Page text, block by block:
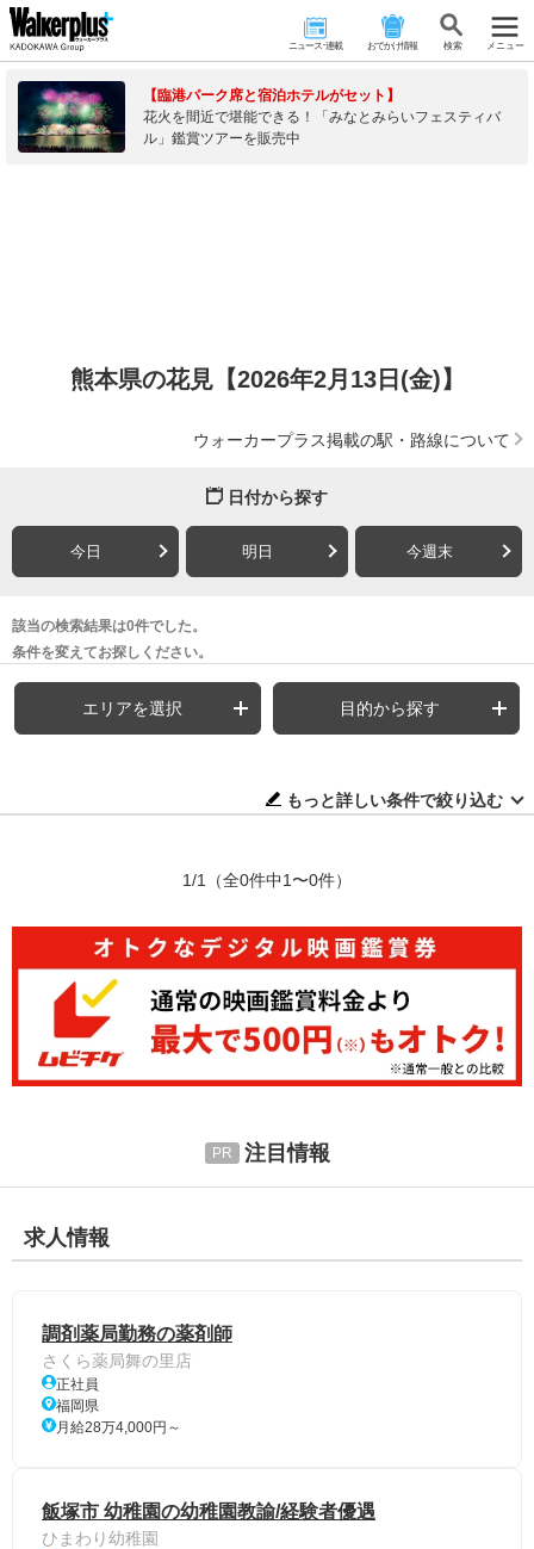
ニュース･連載 おでかけ情報 検 索 メニュー
【臨港パーク席と宿泊ホテルがセット】
花火を間近で堪能できる！「みなとみらいフェスティバ
ル」鑑賞ツアーを販売中
熊本県の花見【2026年2月13日(金)】
ウォーカープラス掲載の駅・路線について
日付から探す
今日 明日 今週末
該当の検索結果は0件でした。
条件を変えてお探しください。
エリアを選択 目的から探す
もっと詳しい条件で絞り込む
1/1 （全0件中1〜0件）
注目情報
求人情報
調剤薬局勤務の薬剤師
さくら薬局舞の里店
正社員
福岡県
月給28万4,000円～
飯塚市 幼稚園の幼稚園教諭/経験者優遇
ひまわり幼稚園